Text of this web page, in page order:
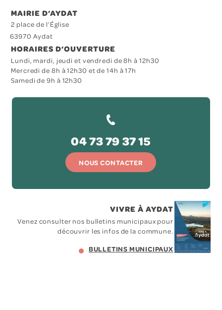
MAIRIE D‘AYDAT
2 place de l’Église
63970 Aydat
HORAIRES D‘OUVERTURE
Lundi, mardi, jeudi et vendredi de 8h à 12h30
Mercredi de 8h à 12h30 et de 14h à 17h
Samedi de 9h à 12h30
04 73 79 37 15
NOUS CONTACTER
VIVRE À AYDAT
Venez consulter nos bulletins municipaux pour
découvrir les infos de la commune.
BULLETINS MUNICIPAUX